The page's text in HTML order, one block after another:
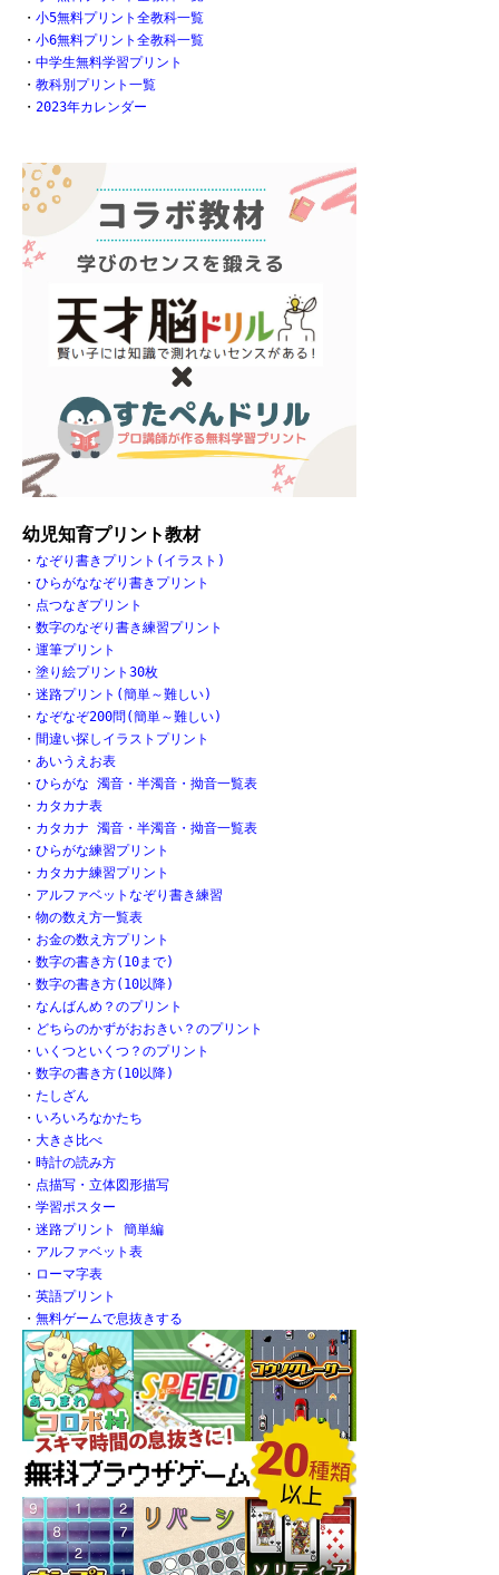
・ 小5無料プリント全教科一覧
・ 小6無料プリント全教科一覧
・ 中学生無料学習プリント
・ 教科別プリント一覧
・ 2023年カレンダー
幼児知育プリント教材
・ なぞり書きプリント(イラスト)
・ ひらがななぞり書きプリント
・ 点つなぎプリント
・ 数字のなぞり書き練習プリント
・ 運筆プリント
・ 塗り絵プリント30枚
・ 迷路プリント(簡単～難しい)
・ なぞなぞ200問(簡単～難しい)
・ 間違い探しイラストプリント
・ あいうえお表
・ ひらがな 濁音・半濁音・拗音一覧表
・ カタカナ表
・ カタカナ 濁音・半濁音・拗音一覧表
・ ひらがな練習プリント
・ カタカナ練習プリント
・ アルファベットなぞり書き練習
・ 物の数え方一覧表
・ お金の数え方プリント
・ 数字の書き方(10まで)
・ 数字の書き方(10以降)
・ なんばんめ？のプリント
・ どちらのかずがおおきい？のプリント
・ いくつといくつ？のプリント
・ 数字の書き方(10以降)
・ たしざん
・ いろいろなかたち
・ 大きさ比べ
・ 時計の読み方
・ 点描写・立体図形描写
・ 学習ポスター
・ 迷路プリント 簡単編
・ アルファベット表
・ ローマ字表
・ 英語プリント
・ 無料ゲームで息抜きする